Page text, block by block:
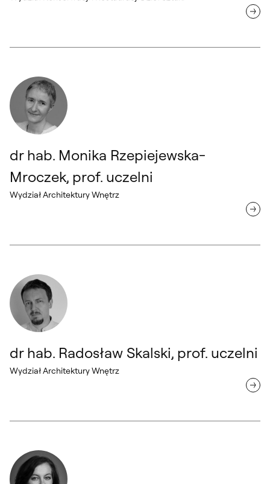
dr hab. Monika Rzepiejewska-
Mroczek, prof. uczelni
Wydział Architektury Wnętrz
dr hab. Radosław Skalski, prof. uczelni
Wydział Architektury Wnętrz